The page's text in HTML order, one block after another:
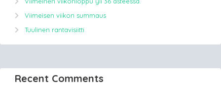
Viimeisen viikon summaus
Tuulinen rantavisiitti
Recent Comments